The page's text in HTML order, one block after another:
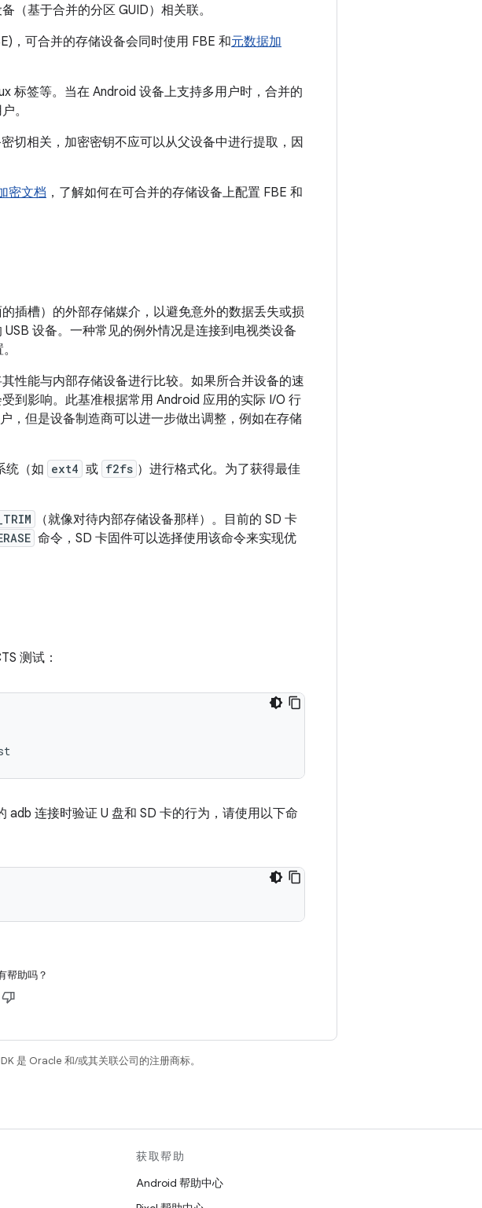
（基于合并的分区 GUID）相关联。
，可合并的存储设备会同时使用 FBE 和元数据加
标签等。当在 Android 设备上支持多用户时，合并的
。
切相关，加密密钥不应可以从父设备中进行提取，因
密文档 ，了解如何在可合并的存储设备上配置 FBE 和
插槽）的外部存储媒介，以避免意外的数据丢失或损
设备。一种常见的例外情况是连接到电视类设备
性能与内部存储设备进行比较。如果所合并设备的速
到影响。此基准根据常用 Android 应用的实际 I/O 行
，但是设备制造商可以进一步做出调整，例如在存储
统（如 ext4 或 f2fs ）进行格式化。为了获得最佳
（就像对待内部存储设备那样）。目前的 SD 卡
命令，SD 卡固件可以选择使用该命令来实现优
测试：
连接时验证 U 盘和 SD 卡的行为，请使用以下命
帮助吗？
是 Oracle 和/或其关联公司的注册商标。
获取帮助
Android 帮助中心